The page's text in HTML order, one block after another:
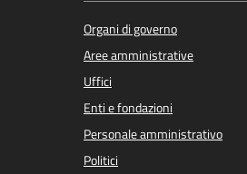
Organi di governo
Aree amministrative
Uffici
Enti e fondazioni
Personale amministrativo
Politici